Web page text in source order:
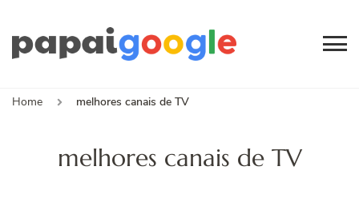
Home
melhores canais de TV
melhores canais de TV